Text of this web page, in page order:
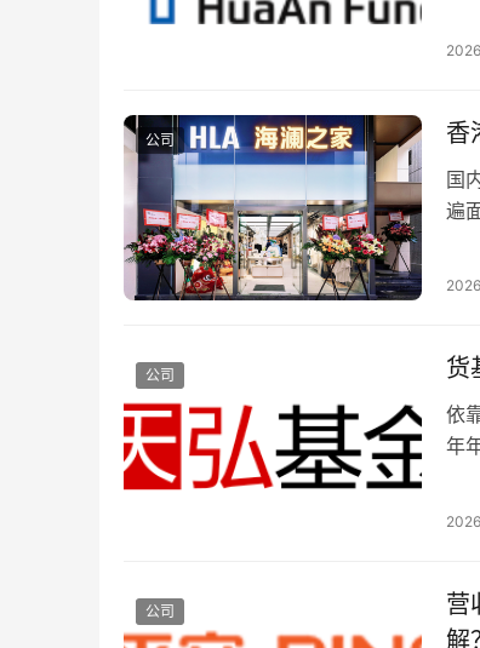
时
净
政
卡
注…
临
全
度
业
超
联
反
公司 香
国
遍
营
为
体
澜
资
时
店
公司 货
依
年
压
影
公司
营
解